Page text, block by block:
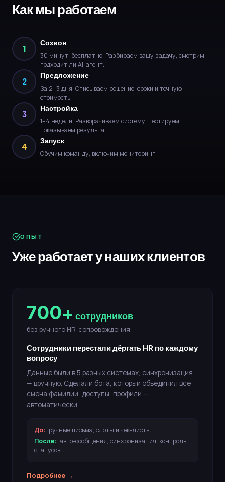
Как мы работаем
1
Созвон
30 минут, бесплатно. Разбираем вашу задачу, смотрим
подходит ли AI-агент.
2
Предложение
За 2–3 дня. Описываем решение, сроки и точную
стоимость.
3
Настройка
1–4 недели. Разворачиваем систему, тестируем,
показываем результат.
4
Запуск
Обучим команду, включим мониторинг.
ОПЫТ
Уже работает у наших клиентов
700+ сотрудников
без ручного HR-сопровождения
Сотрудники перестали дёргать HR по каждому
вопросу
Данные были в 5 разных системах, синхронизация
— вручную. Сделали бота, который объединил всё:
смена фамилии, доступы, профили —
автоматически.
До: ручные письма, слоты и чек-листы
После: авто-сообщения, синхронизация, контроль
статусов
Подробнее →